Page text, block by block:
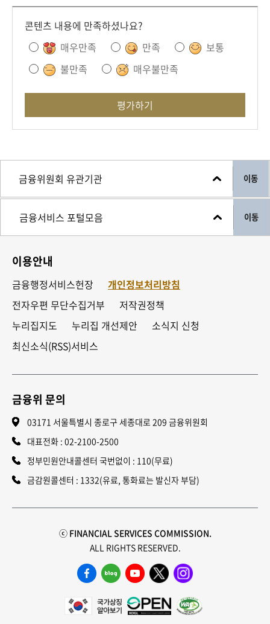
콘텐츠 내용에 만족하셨나요?
매우만족
만족
보통
불만족
매우불만족
평가하기
이동
이동
이용안내
금융행정서비스헌장
개인정보처리방침
전자우편 무단수집거부
저작권정책
누리집지도
누리집 개선제안
소식지 신청
최신소식(RSS)서비스
금융위 문의
03171 서울특별시 종로구 세종대로 209 금융위원회
대표전화 : 02-2100-2500
정부민원안내콜센터 국번없이 : 110(무료)
금감원콜센터 : 1332(유료, 통화료는 발신자 부담)
ⓒ FINANCIAL SERVICES COMMISSION.
ALL RIGHTS RESERVED.